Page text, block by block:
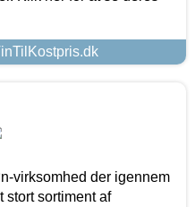
virksomhed der igennem
stort sortiment af